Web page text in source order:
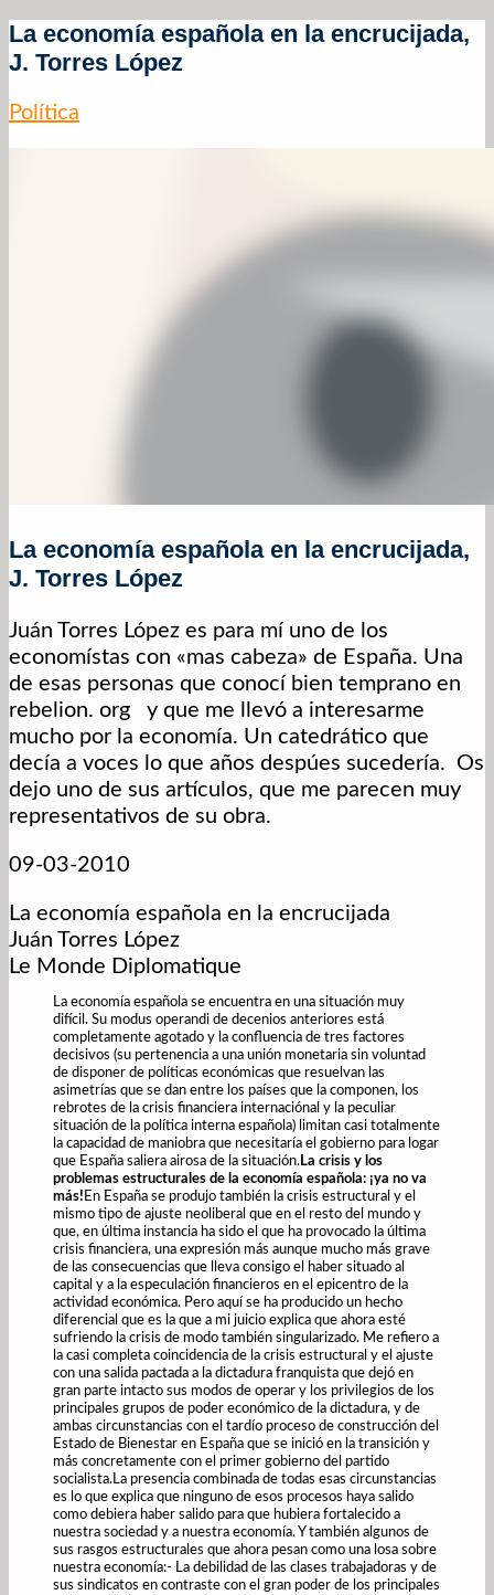
La economía española en la encrucijada,
J. Torres López
Política
La economía española en la encrucijada,
J. Torres López
Juán Torres López es para mí uno de los
economístas con «mas cabeza» de España. Una
de esas personas que conocí bien temprano en
rebelion. org y que me llevó a interesarme
mucho por la economía. Un catedrático que
decía a voces lo que años despúes sucedería. Os
dejo uno de sus artículos, que me parecen muy
representativos de su obra.
09-03-2010
La economía española en la encrucijada
Juán Torres López
Le Monde Diplomatique
La economía española se encuentra en una situación muy
difícil. Su modus operandi de decenios anteriores está
completamente agotado y la confluencia de tres factores
decisivos (su pertenencia a una unión monetaria sin voluntad
de disponer de políticas económicas que resuelvan las
asimetrías que se dan entre los países que la componen, los
rebrotes de la crisis financiera internaciónal y la peculiar
situación de la política interna española) limitan casi totalmente
la capacidad de maniobra que necesitaría el gobierno para logar
que España saliera airosa de la situación.La crisis y los
problemas estructurales de la economía española: ¡ya no va
más! En España se produjo también la crisis estructural y el
mismo tipo de ajuste neoliberal que en el resto del mundo y
que, en última instancia ha sido el que ha provocado la última
crisis financiera, una expresión más aunque mucho más grave
de las consecuencias que lleva consigo el haber situado al
capital y a la especulación financieros en el epicentro de la
actividad económica. Pero aquí se ha producido un hecho
diferencial que es la que a mi juicio explica que ahora esté
sufriendo la crisis de modo también singularizado. Me refiero a
la casi completa coincidencia de la crisis estructural y el ajuste
con una salida pactada a la dictadura franquista que dejó en
gran parte intacto sus modos de operar y los privilegios de los
principales grupos de poder económico de la dictadura, y de
ambas circunstancias con el tardío proceso de construcción del
Estado de Bienestar en España que se inició en la transición y
más concretamente con el primer gobierno del partido
socialista.La presencia combinada de todas esas circunstancias
es lo que explica que ninguno de esos procesos haya salido
como debiera haber salido para que hubiera fortalecido a
nuestra sociedad y a nuestra economía. Y también algunos de
sus rasgos estructurales que ahora pesan como una losa sobre
nuestra economía:- La debilidad de las clases trabajadoras y de
sus sindicatos en contraste con el gran poder de los principales